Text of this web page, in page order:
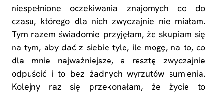
niespełnione oczekiwania znajomych co do
czasu, którego dla nich zwyczajnie nie miałam.
Tym razem świadomie przyjęłam, że skupiam się
na tym, aby dać z siebie tyle, ile mogę, na to, co
dla mnie najważniejsze, a resztę zwyczajnie
odpuścić i to bez żadnych wyrzutów sumienia.
Kolejny raz się przekonałam, że życie to